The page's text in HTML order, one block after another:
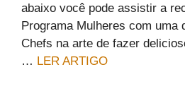
abaixo você pode assistir a
Programa Mulheres com uma
Chefs na arte de fazer
… LER ARTIGO